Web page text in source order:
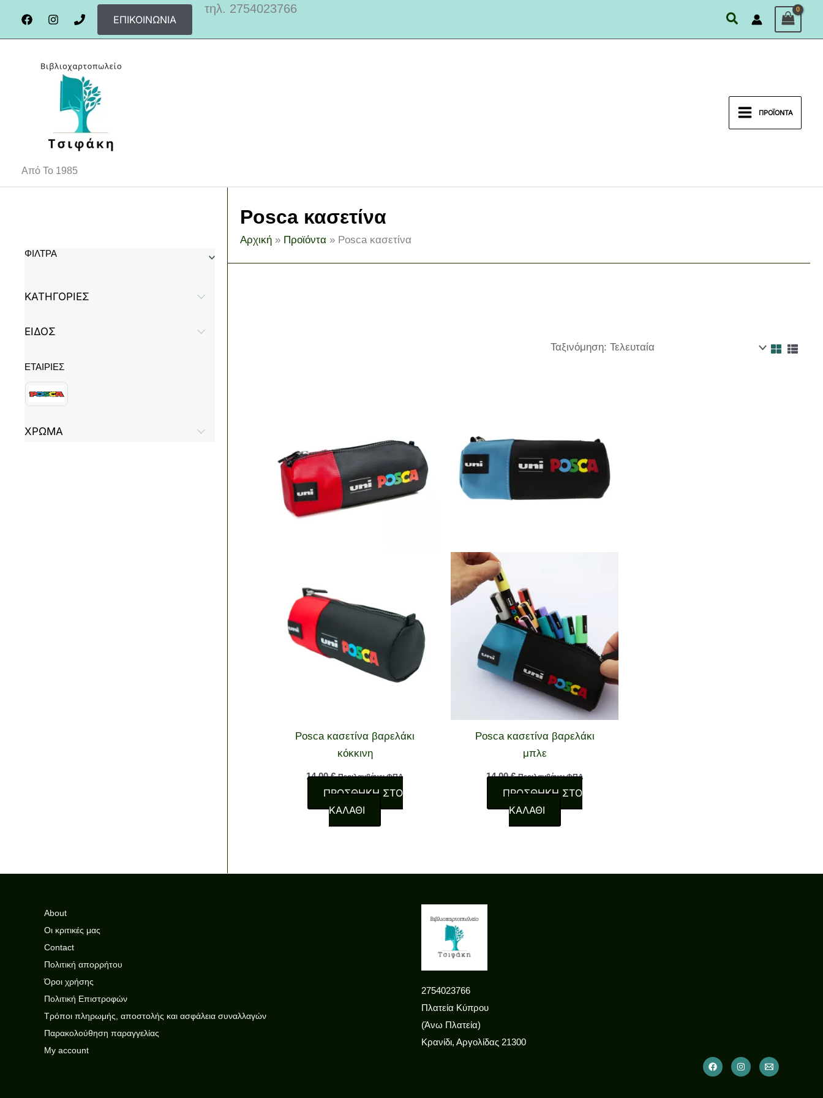
περιεχόμενο
ΕΠΙΚΟΙΝΩΝΊΑ
τηλ. 2754023766
Αναζήτηση
Από Το 1985
ΠΡΟΪΌΝΤΑ
ΦΊΛΤΡΑ
ΚΑΤΗΓΟΡΙΕΣ
ΕΙΔΟΣ
ΕΤΑΙΡΙΕΣ
ΧΡΩΜΑ
Posca κασετίνα
Αρχική Προϊόντα Posca κασετίνα
Posca κασετίνα βαρελάκι
κόκκινη
14,00€ Περιλαμβάνει ΦΠΑ
ΠΡΟΣΘΉΚΗ ΣΤΟ
ΚΑΛΆΘΙ
Posca κασετίνα βαρελάκι
μπλε
14,00€ Περιλαμβάνει ΦΠΑ
ΠΡΟΣΘΉΚΗ ΣΤΟ
ΚΑΛΆΘΙ
About
Οι κριτικές μας
Contact
Πολιτική απορρήτου
Όροι χρήσης
Πολιτική Επιστροφών
Τρόποι πληρωμής, αποστολής και ασφάλεια συναλλαγών
Παρακολούθηση παραγγελίας
My account
2754023766
Πλατεία Κύπρου
(Άνω Πλατεία)
Κρανίδι, Αργολίδας 21300